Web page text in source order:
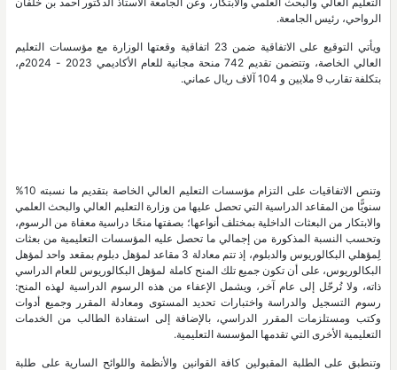
الرواحي، رئيس الجامعة.
ويأتي التوقيع على الاتفاقية ضمن 23 اتفاقية وقعتها الوزارة مع مؤسسات التعليم
العالي الخاصة، وتتضمن تقديم 742 منحة مجانية للعام الأكاديمي 2023 - 2024م،
بتكلفة تقارب 9 ملايين و 104 آلاف ريال عماني.
وتنص الاتفاقيات على التزام مؤسسات التعليم العالي الخاصة بتقديم ما نسبته 10%
سنويًّا من المقاعد الدراسية التي تحصل عليها من وزارة التعليم العالي والبحث العلمي
والابتكار من البعثات الداخلية بمختلف أنواعها؛ بصفتها منحًا دراسية معفاة من الرسوم،
وتحسب النسبة المذكورة من إجمالي ما تحصل عليه المؤسسات التعليمية من بعثات
لِمؤهلي البكالوريوس والدبلوم، إذ تتم معادلة 3 مقاعد لمؤهل دبلوم بمقعد واحد لمؤهل
البكالوريوس، على أن تكون جميع تلك المنح كاملة لمؤهل البكالوريوس للعام الدراسي
ذاته، ولا تُرحّل إلى عام آخر، ويشمل الإعفاء من هذه الرسوم الدراسية لهذه المنح:
رسوم التسجيل والدراسة واختبارات تحديد المستوى ومعادلة المقرر وجميع أدوات
وكتب ومستلزمات المقرر الدراسي، بالإضافة إلى استفادة الطالب من الخدمات
التعليمية الأخرى التي تقدمها المؤسسة التعليمية.
وتنطبق على الطلبة المقبولين كافة القوانين والأنظمة واللوائح السارية على طلبة